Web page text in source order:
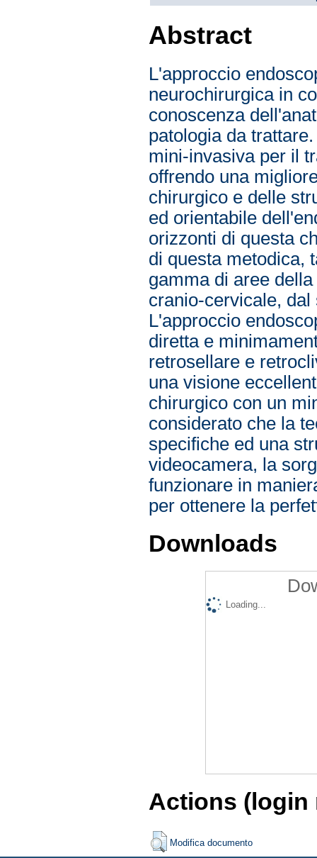
Abstract
L'approccio
neurochirurgica in
conoscenza
patologia da
mini-invasiva per il
offrendo una
chirurgico e delle
ed orientabile
orizzonti di questa
di questa metodica,
gamma di aree
cranio-cervicale,
L'approccio
diretta e
retrosellare e
una visione
chirurgico con un
considerato che la
specifiche ed una
videocamera, la
funzionare in
per ottenere la
Downloads
Loading...
Actions (login
Modifica documento